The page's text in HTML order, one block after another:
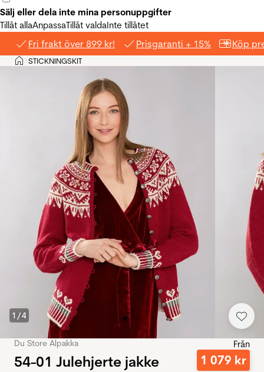
Sälj eller dela inte mina personuppgifter
Tillåt allaAnpassaTillåt valdaInte tillåtet
Fri frakt över 899 kr! Prisgaranti + 15% Köp
Hem
>STICKNINGSKIT
1 /4
Du Store Alpakka
54-01 Julehjerte jakke
Från
1 079 kr